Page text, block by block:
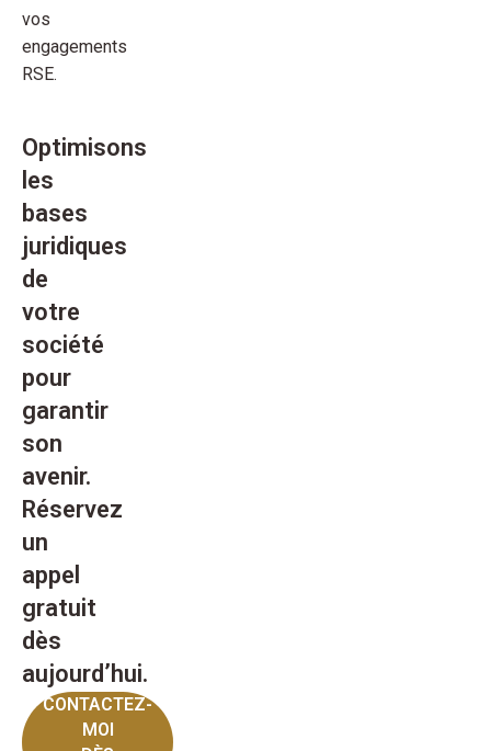
vos
engagements
RSE.
Optimisons
les
bases
juridiques
de
votre
société
pour
garantir
son
avenir.
Réservez
un
appel
gratuit
dès
aujourd’hui.
CONTACTEZ-
MOI